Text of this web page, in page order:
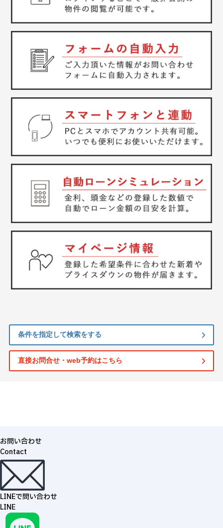
条件を指定して検索をする
直接お問合せ・web予約はこちら
お問い合わせ
Contact
LINEで問い合わせ
LINE